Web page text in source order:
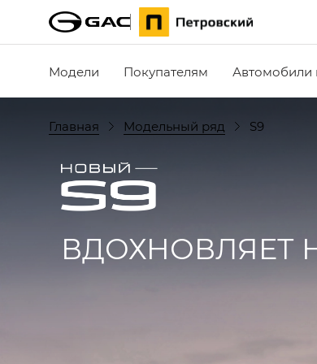
Модели Покупателям Автомобили
Главная Модельный ряд S9
ВДОХНОВЛЯЕТ